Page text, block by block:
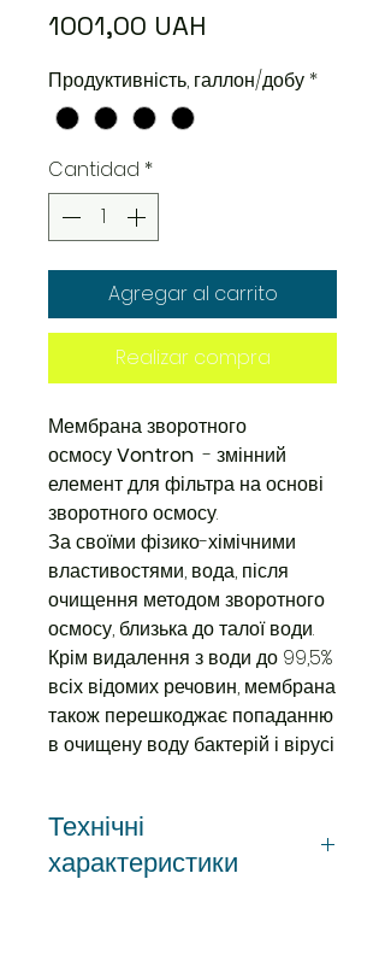
1001,00 UAH
Продуктивність, галлон/добу *
Cantidad *
Agregar al carrito
Realizar compra
Мембрана зворотного
осмосуVontron - змінний
елемент для фільтра на основі
зворотного осмосу.
За своїми фізико-хімічними
властивостями, вода, після
очищення методом зворотного
осмосу, близька до талої води.
Крім видалення з води до 99,5%
всіх відомих речовин, мембрана
також перешкоджає попаданню
в очищену воду бактерій і вірусі
Технічні
характеристики